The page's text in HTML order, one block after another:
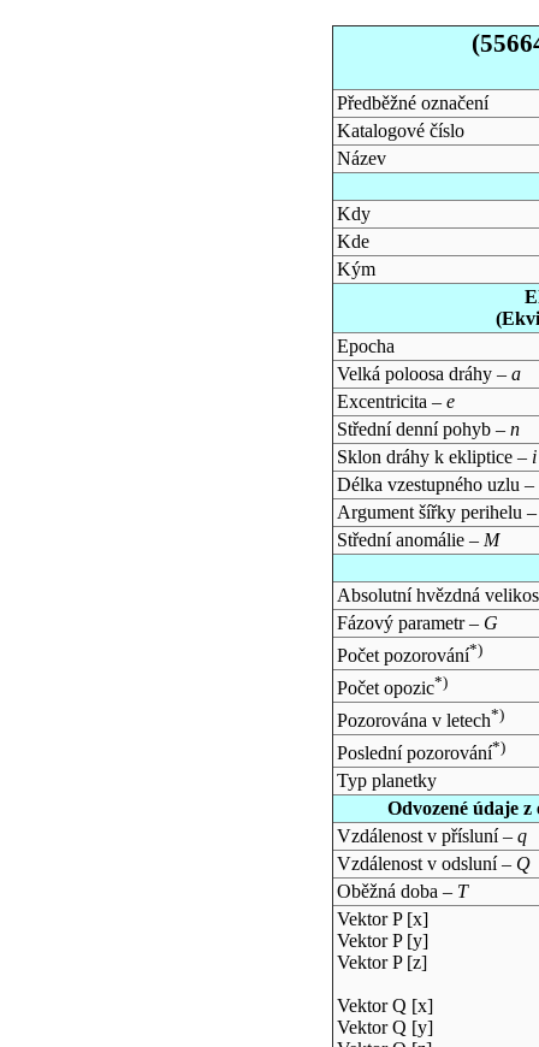
Předběžné označení
Katalogové číslo
Název
Kdy
Kde
Kým
Epocha
Velká poloosa dráhy – a
Excentricita – e
Střední denní pohyb – n
Sklon dráhy k ekliptice – i
Délka vzestupného uzlu –
Argument šířky perihelu
Střední anomálie – M
Absolutní hvězdná
Fázový parametr – G
Počet pozorování*)
Počet opozic*)
Pozorována v letech*)
Poslední pozorování*)
Typ planetky
Odvozené údaje
Vzdálenost v přísluní – q
Vzdálenost v odsluní – Q
Oběžná doba – T
Vektor P [x]
Vektor P [y]
Vektor P [z]
Vektor Q [x]
Vektor Q [y]